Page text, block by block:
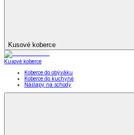
Kusové koberce
Kusové koberce
Koberce do obýváku
Koberce do kuchyně
Nášlapy na schody